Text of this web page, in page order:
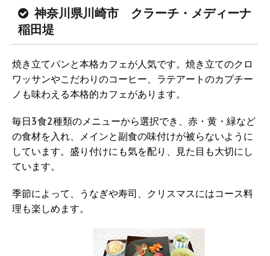
神奈川県川崎市 クラーチ・メディーナ
稲田堤
焼き立てパンと本格カフェが人気です。焼き立てのクロ
ワッサンやこだわりのコーヒー、ラテアートのカプチー
ノも味わえる本格的カフェがあります。
毎日3食2種類のメニューから選択でき、赤・黄・緑など
の食材を入れ、メインと副食の味付けが被らないように
しています。盛り付けにも気を配り、見た目も大切にし
ています。
季節によって、うなぎや寿司、クリスマスにはコース料
理も楽しめます。